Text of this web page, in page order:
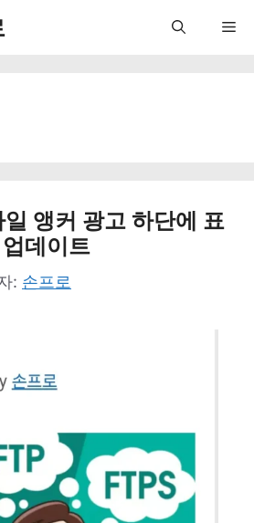
앵커 광고 하단에 표
데이트
: 손프로